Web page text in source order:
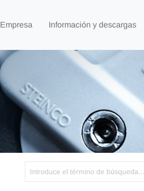
Empresa Información y descargas